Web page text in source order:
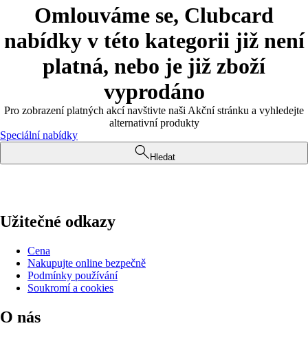
Omlouváme se, Clubcard
nabídky v této kategorii již není
platná, nebo je již zboží
vyprodáno
Pro zobrazení platných akcí navštivte naši Akční stránku a vyhledejte
alternativní produkty
Speciální nabídky
Hledat
Užitečné odkazy
Cena
Nakupujte online bezpečně
Podmínky používání
Soukromí a cookies
O nás